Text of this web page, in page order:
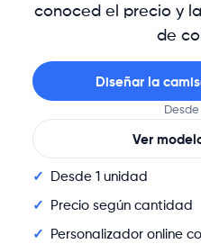
conoced el precio y
de
Diseñar la
Desde
Ver
Desde 1 unidad
Precio según cantidad
Personalizador online